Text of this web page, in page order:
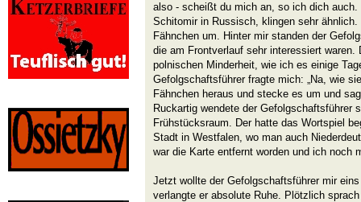
also - scheißt du mich an, so ich dich
Schitomir in Russisch, klingen sehr
Fähnchen um. Hinter mir standen der
die am Frontverlauf sehr interessiert waren.
polnischen Minderheit, wie ich es einige
Gefolgschaftsführer fragte mich: „Na, wie
Fähnchen heraus und stecke es um und
Ruckartig wendete der Gefolgschaftsführer
Frühstücksraum. Der hatte das Wortspiel
Stadt in Westfalen, wo man auch
war die Karte entfernt worden und ich noch
Jetzt wollte der Gefolgschaftsführer mir
verlangte er absolute Ruhe. Plötzlich